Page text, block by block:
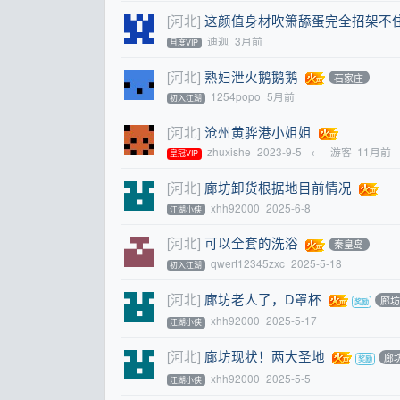
[河北] 这颜值身材吹箫舔蛋完全招架不
月度VIP 迪迦 3月前
[河北] 熟妇泄火鹅鹅鹅 石家庄
初入江湖 1254popo 5月前
[河北] 沧州黄骅港小姐姐
皇冠VIP zhuxishe 2023-9-5 ← 游客 11月前
[河北] 廊坊卸货根据地目前情况
江湖小侠 xhh92000 2025-6-8
[河北] 可以全套的洗浴 秦皇岛
初入江湖 qwert12345zxc 2025-5-18
[河北] 廊坊老人了，D罩杯 廊坊
江湖小侠 xhh92000 2025-5-17
[河北] 廊坊现状！两大圣地 廊
江湖小侠 xhh92000 2025-5-5